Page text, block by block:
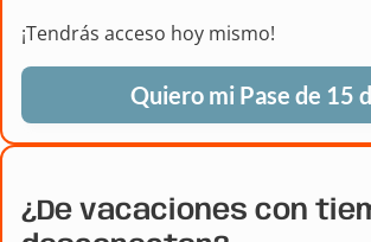
¡Tendrás acceso hoy mismo!
Quiero mi Pase de 15
¿De vacaciones con